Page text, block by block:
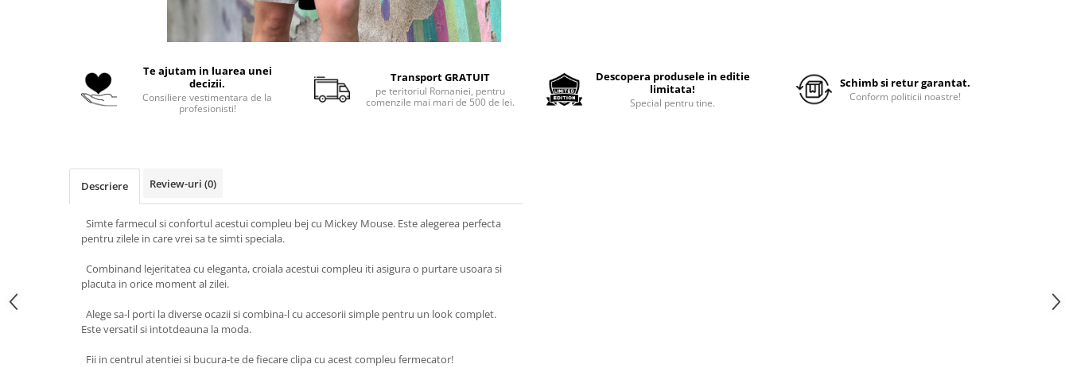
Te ajutam in luarea unei
decizii.
Consiliere vestimentara de la
profesionisti!
Transport GRATUIT
pe teritoriul Romaniei, pentru
comenzile mai mari de 500 de lei.
Descopera produsele in editie
limitata!
Special pentru tine.
Schimb si retur garantat.
Conform politicii noastre!
Descriere Review-uri (0)
Simte farmecul si confortul acestui compleu bej cu Mickey Mouse. Este alegerea perfecta
pentru zilele in care vrei sa te simti speciala.
Combinand lejeritatea cu eleganta, croiala acestui compleu iti asigura o purtare usoara si
placuta in orice moment al zilei.
Alege sa-l porti la diverse ocazii si combina-l cu accesorii simple pentru un look complet.
Este versatil si intotdeauna la moda.
Fii in centrul atentiei si bucura-te de fiecare clipa cu acest compleu fermecator!